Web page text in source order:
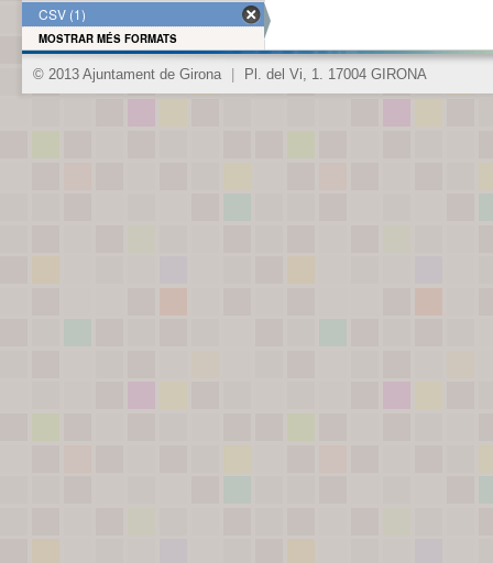
CSV (1)
MOSTRAR MÉS FORMATS
© 2013 Ajuntament de Girona Pl. del Vi, 1. 17004 GIRONA